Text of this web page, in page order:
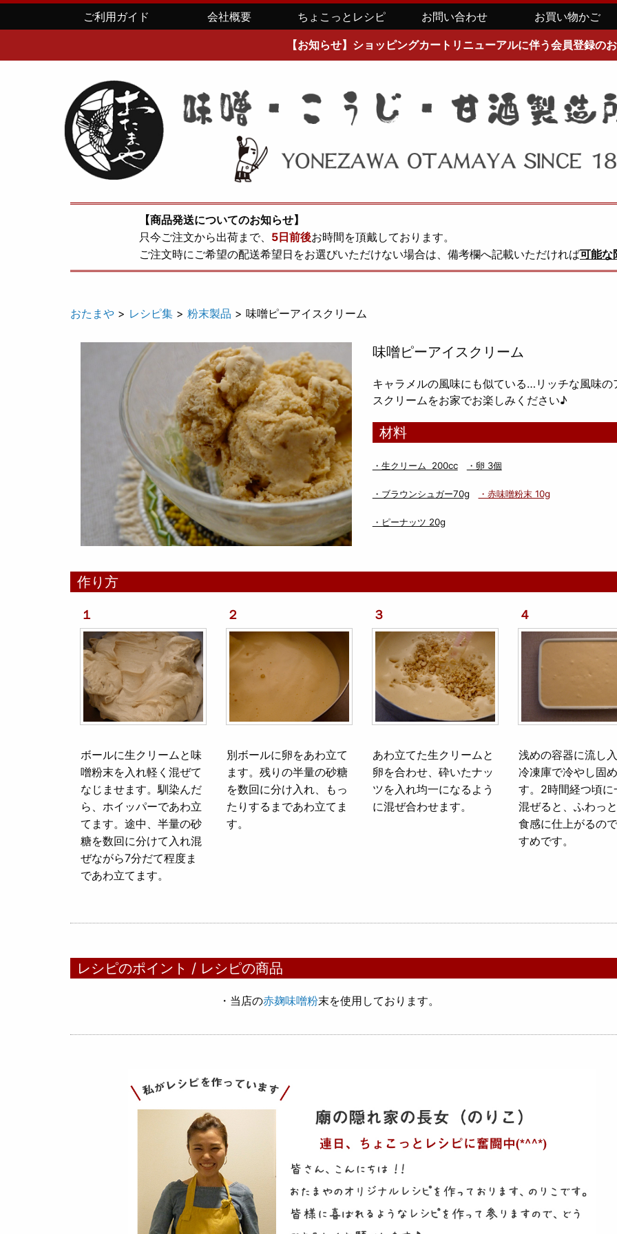
ご利用ガイド 会社概要 ちょこっとレシピ お問い合わせ お買い物かご
【お知らせ】ショッピングカートリニューアルに伴う会員登録の
【商品発送についてのお知らせ】
只今ご注文から出荷まで、 5日前後お時間を頂戴しております。
ご注文時にご希望の配送希望日をお選びいただけない場合は、備考欄へ記載いただければ可能な
おたまや > レシピ集 > 粉末製品 > 味噌ピーアイスクリーム
味噌ピーアイスクリーム
キャラメルの風味にも似ている…リッチな風味の
スクリームをお家でお楽しみください♪
材料
・生クリーム 200cc ・卵 3個
・ブラウンシュガー70g ・赤味噌粉末 10g
・ピーナッツ 20g
作り方
１
ボールに生クリームと味
噌粉末を入れ軽く混ぜて
なじませます。馴染んだ
ら、ホイッパーであわ立
てます。途中、半量の砂
糖を数回に分けて入れ混
ぜながら7分だて程度ま
であわ立てます。
２
別ボールに卵をあわ立て
ます。残りの半量の砂糖
を数回に分け入れ、もっ
たりするまであわ立てま
す。
３
あわ立てた生クリームと
卵を合わせ、砕いたナッ
ツを入れ均一になるよう
に混ぜ合わせます。
４
浅めの容器に流し
冷凍庫で冷やし固
す。2時間経つ頃に
混ぜると、ふわっ
食感に仕上がるの
すめです。
レシピのポイント / レシピの商品
・当店の赤麹味噌粉末を使用しております。